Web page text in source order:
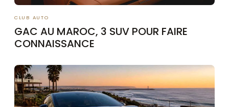
CLUB AUTO
GAC AU MAROC, 3 SUV POUR FAIRE
CONNAISSANCE